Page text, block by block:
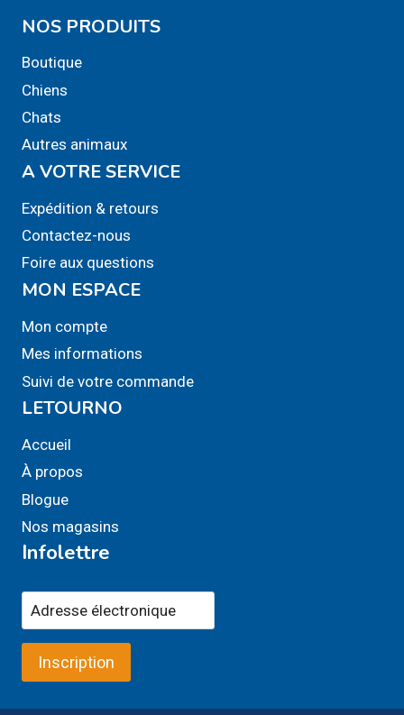
NOS PRODUITS
Boutique
Chiens
Chats
Autres animaux
A VOTRE SERVICE
Expédition & retours
Contactez-nous
Foire aux questions
MON ESPACE
Mon compte
Mes informations
Suivi de votre commande
LETOURNO
Accueil
À propos
Blogue
Nos magasins
Infolettre
Inscription